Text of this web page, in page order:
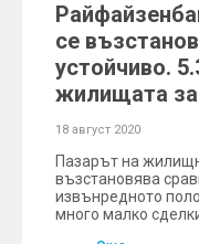
се
устойчиво.
жилищата за
18 август 2020
Пазарът на
възстановява
извънредното
много малко